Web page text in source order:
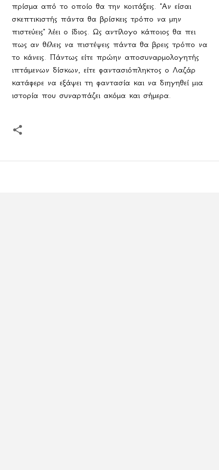
πρίσμα από το οποίο θα την κοιτάξεις. "Αν είσαι
σκεπτικιστής πάντα θα βρίσκεις τρόπο να μην
πιστεύεις" λέει ο ίδιος. Ως αντίλογο κάποιος θα πει
πως αν θέλεις να πιστέψεις πάντα θα βρεις τρόπο να
το κάνεις. Πάντως είτε πρώην αποσυναρμολογητής
ιπτάμενων δίσκων, είτε φαντασιόπληκτος ο Λαζάρ
κατάφερε να εξάψει τη φαντασία και να διηγηθεί μια
ιστορία που συναρπάζει ακόμα και σήμερα.